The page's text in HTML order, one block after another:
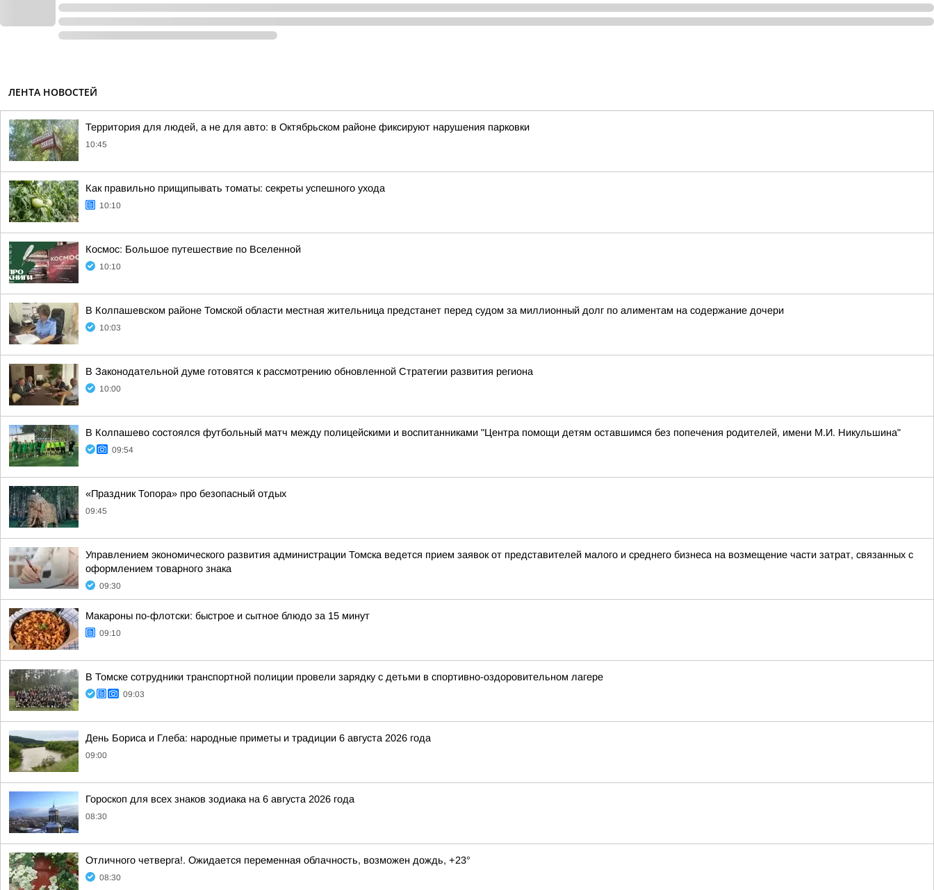
ЛЕНТА НОВОСТЕЙ
Территория для людей, а не для авто: в Октябрьском районе фиксируют нарушения парковки
10:45
Как правильно прищипывать томаты: секреты успешного ухода
10:10
Космос: Большое путешествие по Вселенной
10:10
В Колпашевском районе Томской области местная жительница предстанет перед судом за миллионный долг по алиментам на содержание дочери
10:03
В Законодательной думе готовятся к рассмотрению обновленной Стратегии развития региона
10:00
В Колпашево состоялся футбольный матч между полицейскими и воспитанниками "Центра помощи детям оставшимся без попечения родителей, имени М.И. Никульшина"
09:54
«Праздник Топора» про безопасный отдых
09:45
Управлением экономического развития администрации Томска ведется прием заявок от представителей малого и среднего бизнеса на возмещение части затрат, связанных с
оформлением товарного знака
09:30
Макароны по-флотски: быстрое и сытное блюдо за 15 минут
09:10
В Томске сотрудники транспортной полиции провели зарядку с детьми в спортивно-оздоровительном лагере
09:03
День Бориса и Глеба: народные приметы и традиции 6 августа 2026 года
09:00
Гороскоп для всех знаков зодиака на 6 августа 2026 года
08:30
Отличного четверга!. Ожидается переменная облачность, возможен дождь, +23°
08:30